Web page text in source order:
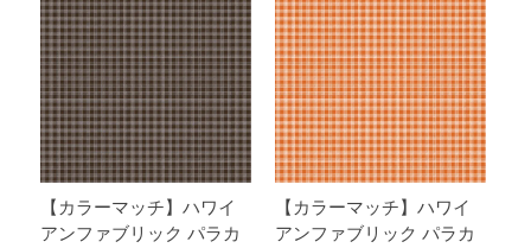
【カラーマッチ】ハワイ
アンファブリック パラカ
【カラーマッチ】ハワイ
アンファブリック パラカ